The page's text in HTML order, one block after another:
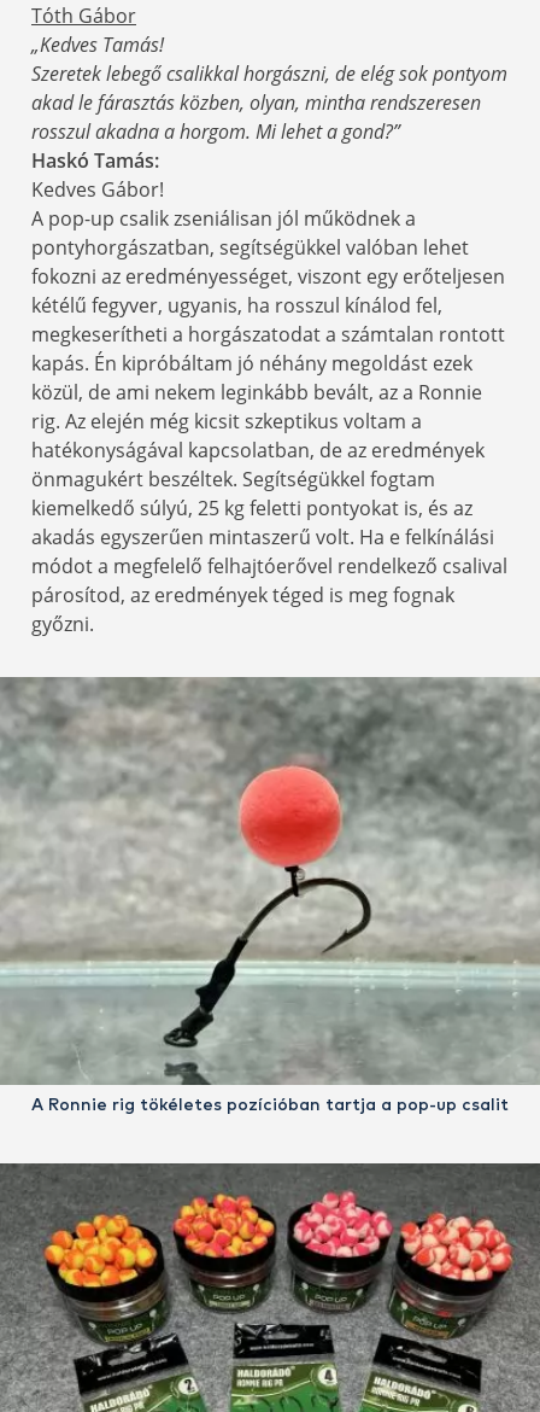
Tóth Gábor
„Kedves Tamás!
Szeretek lebegő csalikkal horgászni, de elég sok pontyom
akad le fárasztás közben, olyan, mintha rendszeresen
rosszul akadna a horgom. Mi lehet a gond?”
Haskó Tamás:
Kedves Gábor!
A pop-up csalik zseniálisan jól működnek a
pontyhorgászatban, segítségükkel valóban lehet
fokozni az eredményességet, viszont egy erőteljesen
kétélű fegyver, ugyanis, ha rosszul kínálod fel,
megkeserítheti a horgászatodat a számtalan rontott
kapás. Én kipróbáltam jó néhány megoldást ezek
közül, de ami nekem leginkább bevált, az a Ronnie
rig. Az elején még kicsit szkeptikus voltam a
hatékonyságával kapcsolatban, de az eredmények
önmagukért beszéltek. Segítségükkel fogtam
kiemelkedő súlyú, 25 kg feletti pontyokat is, és az
akadás egyszerűen mintaszerű volt. Ha e felkínálási
módot a megfelelő felhajtóerővel rendelkező csalival
párosítod, az eredmények téged is meg fognak
győzni.
A Ronnie rig tökéletes pozícióban tartja a pop-up csalit